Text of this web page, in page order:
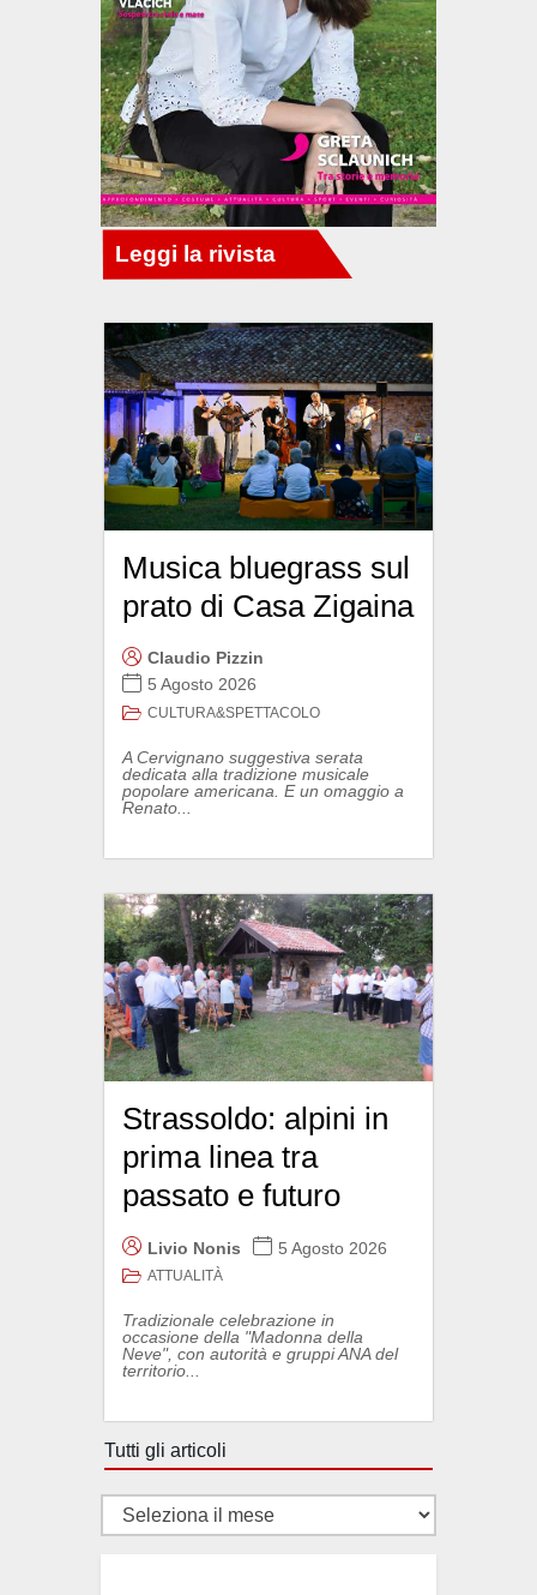
Musica bluegrass sul
prato di Casa Zigaina
Claudio Pizzin
5 Agosto 2026
CULTURA&SPETTACOLO
A Cervignano suggestiva serata
dedicata alla tradizione musicale
popolare americana. E un omaggio a
Renato...
Strassoldo: alpini in
prima linea tra
passato e futuro
Livio Nonis 5 Agosto 2026
ATTUALITÀ
Tradizionale celebrazione in
occasione della "Madonna della
Neve", con autorità e gruppi ANA del
territorio...
Tutti gli articoli
Tutti